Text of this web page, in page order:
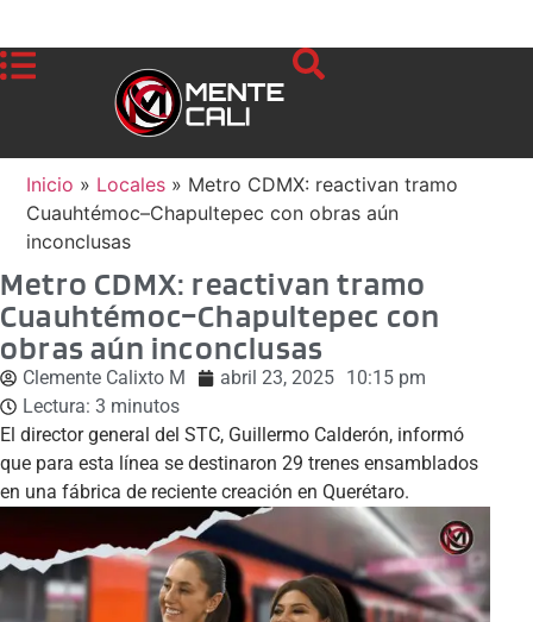
Inicio » Locales » Metro CDMX: reactivan tramo
Cuauhtémoc–Chapultepec con obras aún
inconclusas
Metro CDMX: reactivan tramo
Cuauhtémoc–Chapultepec con
obras aún inconclusas
Clemente Calixto M abril 23, 2025 10:15 pm
Lectura: 3 minutos
El director general del STC, Guillermo Calderón, informó
que para esta línea se destinaron 29 trenes ensamblados
en una fábrica de reciente creación en Querétaro.